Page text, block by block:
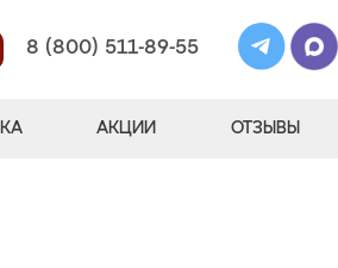
8 (800) 511-89-55
АКЦИИ ОТЗЫВЫ